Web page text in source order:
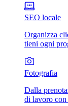
SEO locale
Organizza
tieni ogni
Fotografia
Dalla
di lavoro